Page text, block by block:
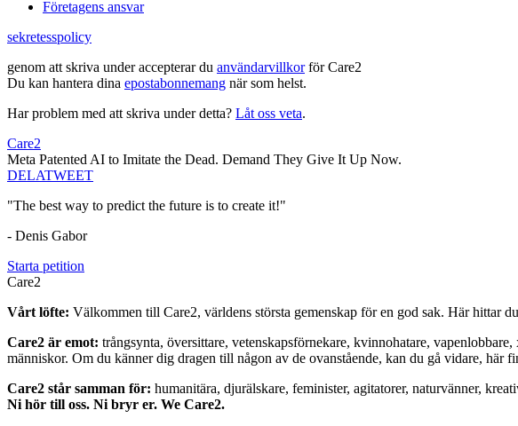
Företagens ansvar
sekretesspolicy
genom att skriva under accepterar du användarvillkorför Care2
Du kan hantera dina epostabonnemang när som helst.
Har problem med att skriva under detta? Låt oss veta.
Care2
Meta Patented AI to Imitate the Dead. Demand They Give It Up Now.
DELATWEET
"The best way to predict the future is to create it!"
- Denis Gabor
Starta petition
Care2
Vårt löfte: Välkommen till Care2, världens största gemenskap för en god sak. Här hittar
Care2 är emot: trångsynta, översittare, vetenskapsförnekare, kvinnohatare,
människor. Om du känner dig dragen till någon av de ovanstående, kan du gå vidare, här
Care2 står samman för: humanitära, djurälskare, feminister, agitatorer, naturvänner,
Ni hör till oss. Ni bryr er. We Care2.